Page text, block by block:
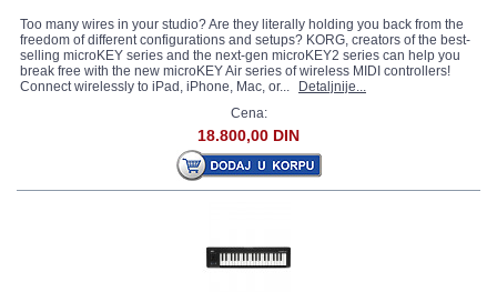
Too many wires in your studio? Are they literally holding you back from the
freedom of different configurations and setups? KORG, creators of the best-
selling microKEY series and the next-gen microKEY2 series can help you
break free with the new microKEY Air series of wireless MIDI controllers!
Connect wirelessly to iPad, iPhone, Mac, or...
Detaljnije...
Cena:
18.800,00 DIN